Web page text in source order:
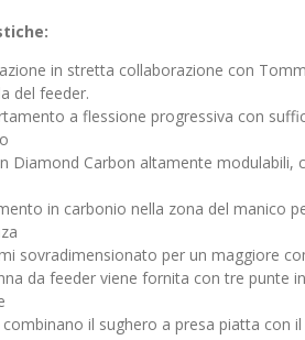
in stretta collaborazione con
del feeder.
a flessione progressiva con
Diamond Carbon altamente modulabili,
in carbonio nella zona del manico
sovradimensionato per un maggiore
da feeder viene fornita con tre punte
il sughero a presa piatta con